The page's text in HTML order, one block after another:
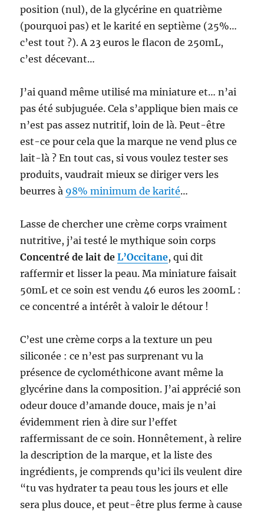
position (nul), de la glycérine en quatrième
(pourquoi pas) et le karité en septième (25%…
c’est tout ?). A 23 euros le flacon de 250mL,
c’est décevant…
J’ai quand même utilisé ma miniature et… n’ai
pas été subjuguée. Cela s’applique bien mais ce
n’est pas assez nutritif, loin de là. Peut-être
est-ce pour cela que la marque ne vend plus ce
lait-là ? En tout cas, si vous voulez tester ses
produits, vaudrait mieux se diriger vers les
beurres à 98% minimum de karité…
Lasse de chercher une crème corps vraiment
nutritive, j’ai testé le mythique soin corps
Concentré de lait deL’Occitane, qui dit
raffermir et lisser la peau. Ma miniature faisait
50mL et ce soin est vendu 46 euros les 200mL :
ce concentré a intérêt à valoir le détour !
C’est une crème corps a la texture un peu
siliconée : ce n’est pas surprenant vu la
présence de cyclométhicone avant même la
glycérine dans la composition. J’ai apprécié son
odeur douce d’amande douce, mais je n’ai
évidemment rien à dire sur l’effet
raffermissant de ce soin. Honnêtement, à relire
la description de la marque, et la liste des
ingrédients, je comprends qu’ici ils veulent dire
“tu vas hydrater ta peau tous les jours et elle
sera plus douce, et peut-être plus ferme à cause